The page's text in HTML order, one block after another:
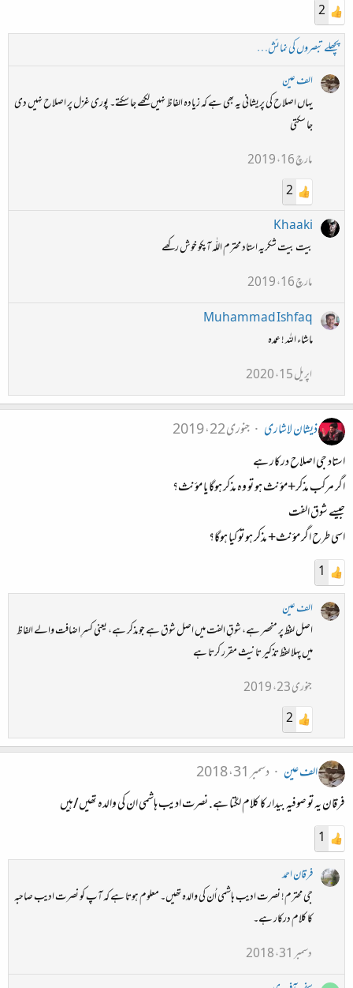
2
پچھلے تبصروں کی نمائش…
الف عین
یہاں اصلاح کی پریشانی یہ بھی ہے کہ زیادہ الفاظ نہیں لکھے جا سکتے۔ پوری غزل پر اصلاح نہیں دی
جا سکتی
مارچ 16، 2019
2
Khaaki
بیت بیت شکریہ استاد محترم اللّٰہ آپکو خوش رکھے
مارچ 16، 2019
Muhammad Ishfaq
ماشاء اللہ ! عمدہ
اپریل 15، 2020
ذیشان لاشاری
جنوری 22، 2019
استاد جی اصلاح درکار ہے
اگر مرکب مذکر+مؤنث ہو تو وہ مذکر ہوگا یا مؤنث؟
جیسے شوق الفت
اسی طرح اگر مؤنث+ مذکر ہو تو کیا ہوگا؟
1
الف عین
اصل لفظ پر منحصر ہے، شوقِ الفت میں اصل شوق ہے جو مذکر ہے، یعنی کسرِ اضافت والے الفاظ
میں پہلا لفظ تذکیر تانیث مقرر کرتا ہے
جنوری 23، 2019
2
الف عین
دسمبر 31، 2018
فرقان یہ تو صوفیہ بیدار کا کلام لگتا ہے. نصرت ادیب ہاشمی ان کی والدہ تھیں/ہیں
1
فرقان احمد
جی محترم! نصرت ادیب ہاشمی اُن کی والدہ تھیں۔ معلوم ہوتا ہے کہ آپ کو نصرت ادیب صاحبہ
کا کلام درکار ہے۔
دسمبر 31، 2018